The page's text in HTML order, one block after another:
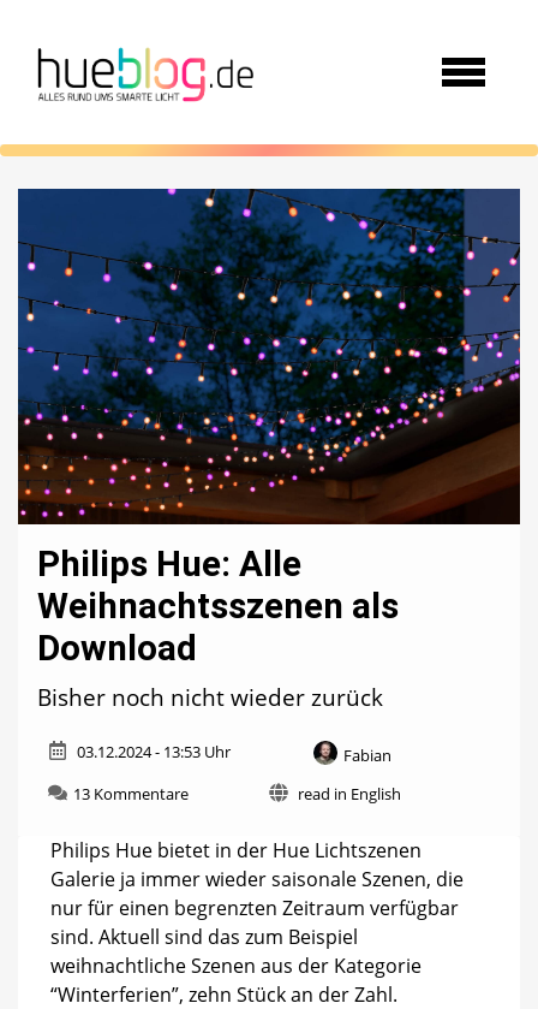
Philips Hue: Alle
Weihnachtsszenen als
Download
Bisher noch nicht wieder zurück
03.12.2024 - 13:53 Uhr
Fabian
13 Kommentarezu
Alle
Weihnachtsszenen
als
Download
read in English
Philips Hue bietet in der Hue Lichtszenen
Galerie ja immer wieder saisonale Szenen, die
nur für einen begrenzten Zeitraum verfügbar
sind. Aktuell sind das zum Beispiel
weihnachtliche Szenen aus der Kategorie
“Winterferien”, zehn Stück an der Zahl.